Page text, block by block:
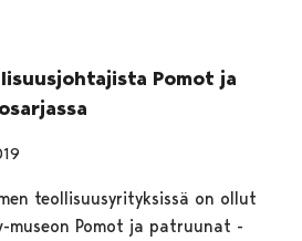
Pomot ja
teollisuusyrityksissä on ollut
museon Pomot ja patruunat -